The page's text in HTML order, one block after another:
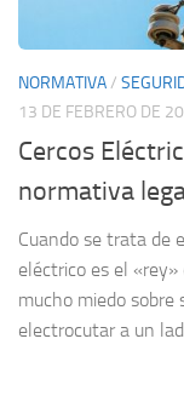
NORMATIVA/
13 DE FEBRERO DE
Cercos
normativa
Cuando se trata de
eléctrico es el «rey»
mucho miedo sobre
electrocutar a un